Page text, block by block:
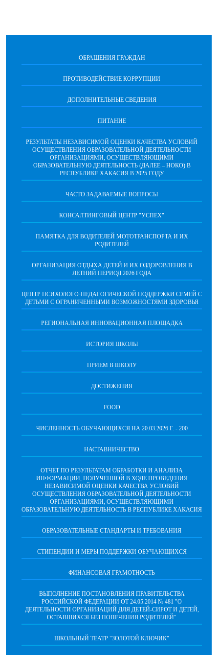
ОБРАЩЕНИЯ ГРАЖДАН
ПРОТИВОДЕЙСТВИЕ КОРРУПЦИИ
ДОПОЛНИТЕЛЬНЫЕ СВЕДЕНИЯ
ПИТАНИЕ
РЕЗУЛЬТАТЫ НЕЗАВИСИМОЙ ОЦЕНКИ КАЧЕСТВА УСЛОВИЙ
ОСУЩЕСТВЛЕНИЯ ОБРАЗОВАТЕЛЬНОЙ ДЕЯТЕЛЬНОСТИ
ОРГАНИЗАЦИЯМИ, ОСУЩЕСТВЛЯЮЩИМИ
ОБРАЗОВАТЕЛЬНУЮ ДЕЯТЕЛЬНОСТЬ (ДАЛЕЕ – НОКО) В
РЕСПУБЛИКЕ ХАКАСИЯ В 2025 ГОДУ
ЧАСТО ЗАДАВАЕМЫЕ ВОПРОСЫ
КОНСАЛТИНГОВЫЙ ЦЕНТР "УСПЕХ"
ПАМЯТКА ДЛЯ ВОДИТЕЛЕЙ МОТОТРАНСПОРТА И ИХ
РОДИТЕЛЕЙ
ОРГАНИЗАЦИЯ ОТДЫХА ДЕТЕЙ И ИХ ОЗДОРОВЛЕНИЯ В
ЛЕТНИЙ ПЕРИОД 2026 ГОДА
ЦЕНТР ПСИХОЛОГО-ПЕДАГОГИЧЕСКОЙ ПОДДЕРЖКИ СЕМЕЙ С
ДЕТЬМИ С ОГРАНИЧЕННЫМИ ВОЗМОЖНОСТЯМИ ЗДОРОВЬЯ
РЕГИОНАЛЬНАЯ ИННОВАЦИОННАЯ ПЛОЩАДКА
ИСТОРИЯ ШКОЛЫ
ПРИЕМ В ШКОЛУ
ДОСТИЖЕНИЯ
FOOD
ЧИСЛЕННОСТЬ ОБУЧАЮЩИХСЯ НА 20.03.2026 Г. - 200
НАСТАВНИЧЕСТВО
ОТЧЕТ ПО РЕЗУЛЬТАТАМ ОБРАБОТКИ И АНАЛИЗА
ИНФОРМАЦИИ, ПОЛУЧЕННОЙ В ХОДЕ ПРОВЕДЕНИЯ
НЕЗАВИСИМОЙ ОЦЕНКИ КАЧЕСТВА УСЛОВИЙ
ОСУЩЕСТВЛЕНИЯ ОБРАЗОВАТЕЛЬНОЙ ДЕЯТЕЛЬНОСТИ
ОРГАНИЗАЦИЯМИ, ОСУЩЕСТВЛЯЮЩИМИ
ОБРАЗОВАТЕЛЬНУЮ ДЕЯТЕЛЬНОСТЬ В РЕСПУБЛИКЕ ХАКАСИЯ
ОБРАЗОВАТЕЛЬНЫЕ СТАНДАРТЫ И ТРЕБОВАНИЯ
СТИПЕНДИИ И МЕРЫ ПОДДЕРЖКИ ОБУЧАЮЩИХСЯ
ФИНАНСОВАЯ ГРАМОТНОСТЬ
ВЫПОЛНЕНИЕ ПОСТАНОВЛЕНИЯ ПРАВИТЕЛЬСТВА
РОССИЙСКОЙ ФЕДЕРАЦИИ ОТ 24.05.2014 № 481 "О
ДЕЯТЕЛЬНОСТИ ОРГАНИЗАЦИЙ ДЛЯ ДЕТЕЙ-СИРОТ И ДЕТЕЙ,
ОСТАВШИХСЯ БЕЗ ПОПЕЧЕНИЯ РОДИТЕЛЕЙ"
ШКОЛЬНЫЙ ТЕАТР "ЗОЛОТОЙ КЛЮЧИК"